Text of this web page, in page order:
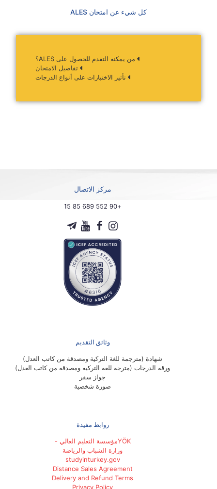
كل شيء عن امتحان ALES
من يمكنه التقدم للحصول على ALES؟
تفاصيل الامتحان
تأثير الاختبارات على أنواع الدرجات
مركز الاتصال
+90 552 689 85 15
وثائق التقديم
شهادة (مترجمة للغة التركية ومصدقة من كاتب العدل)
ورقة الدرجات (مترجة للغة التركية ومصدقة من كاتب العدل)
جواز سفر
صورة شخصية
روابط مفيدة
YÖKمؤسسة التعليم العالي -
وزارة الشباب والرياضة
studyinturkey.gov
Distance Sales Agreement
Delivery and Refund Terms
Privacy Policy